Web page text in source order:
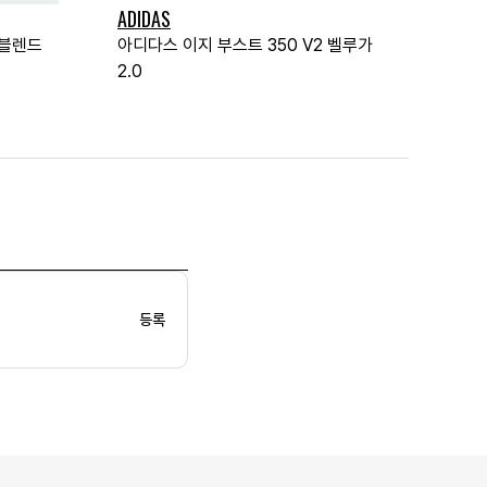
렌드
ADIDAS
아디다스 이지 부스트 350 V2 벨루가
2.0
등록